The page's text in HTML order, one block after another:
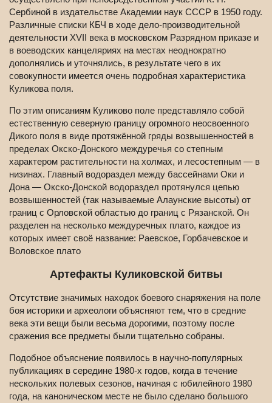
Сербиной в издательстве Академии наук СССР в 1950 году.
Различные списки КБЧ в ходе дело-производительной
деятельности XVII века в московском Разрядном приказе и
в воеводских канцеляриях на местах неоднократно
дополнялись и уточнялись, в результате чего в их
совокупности имеется очень подробная характеристика
Куликова поля.
По этим описаниям Куликово поле представляло собой
естественную северную границу огромного неосвоенного
Дикого поля в виде протяжённой гряды возвышенностей в
пределах Окско-Донского междуречья со степным
характером растительности на холмах, и лесостепным — в
низинах. Главный водораздел между бассейнами Оки и
Дона — Окско-Донской водораздел протянулся цепью
возвышенностей (так называемые Алаунские высоты) от
границ с Орловской областью до границ с Рязанской. Он
разделен на несколько междуречных плато, каждое из
которых имеет своё название: Раевское, Горбачевское и
Воловское плато
Артефакты Куликовской битвы
Отсутствие значимых находок боевого снаряжения на поле
боя историки и археологи объясняют тем, что в средние
века эти вещи были весьма дорогими, поэтому после
сражения все предметы были тщательно собраны.
Подобное объяснение появилось в научно-популярных
публикациях в середине 1980-х годов, когда в течение
нескольких полевых сезонов, начиная с юбилейного 1980
года, на каноническом месте не было сделано большого